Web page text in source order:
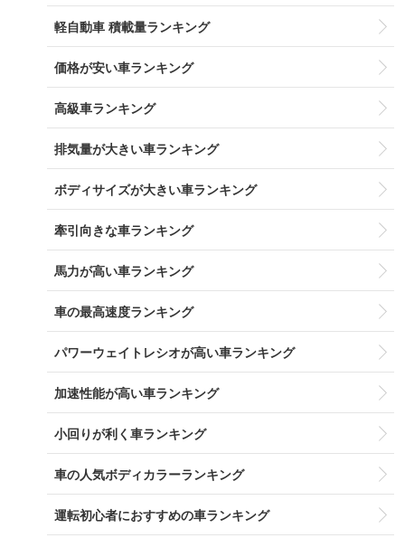
軽自動車 積載量ランキング
価格が安い車ランキング
高級車ランキング
排気量が大きい車ランキング
ボディサイズが大きい車ランキング
牽引向きな車ランキング
馬力が高い車ランキング
車の最高速度ランキング
パワーウェイトレシオが高い車ランキング
加速性能が高い車ランキング
小回りが利く車ランキング
車の人気ボディカラーランキング
運転初心者におすすめの車ランキング